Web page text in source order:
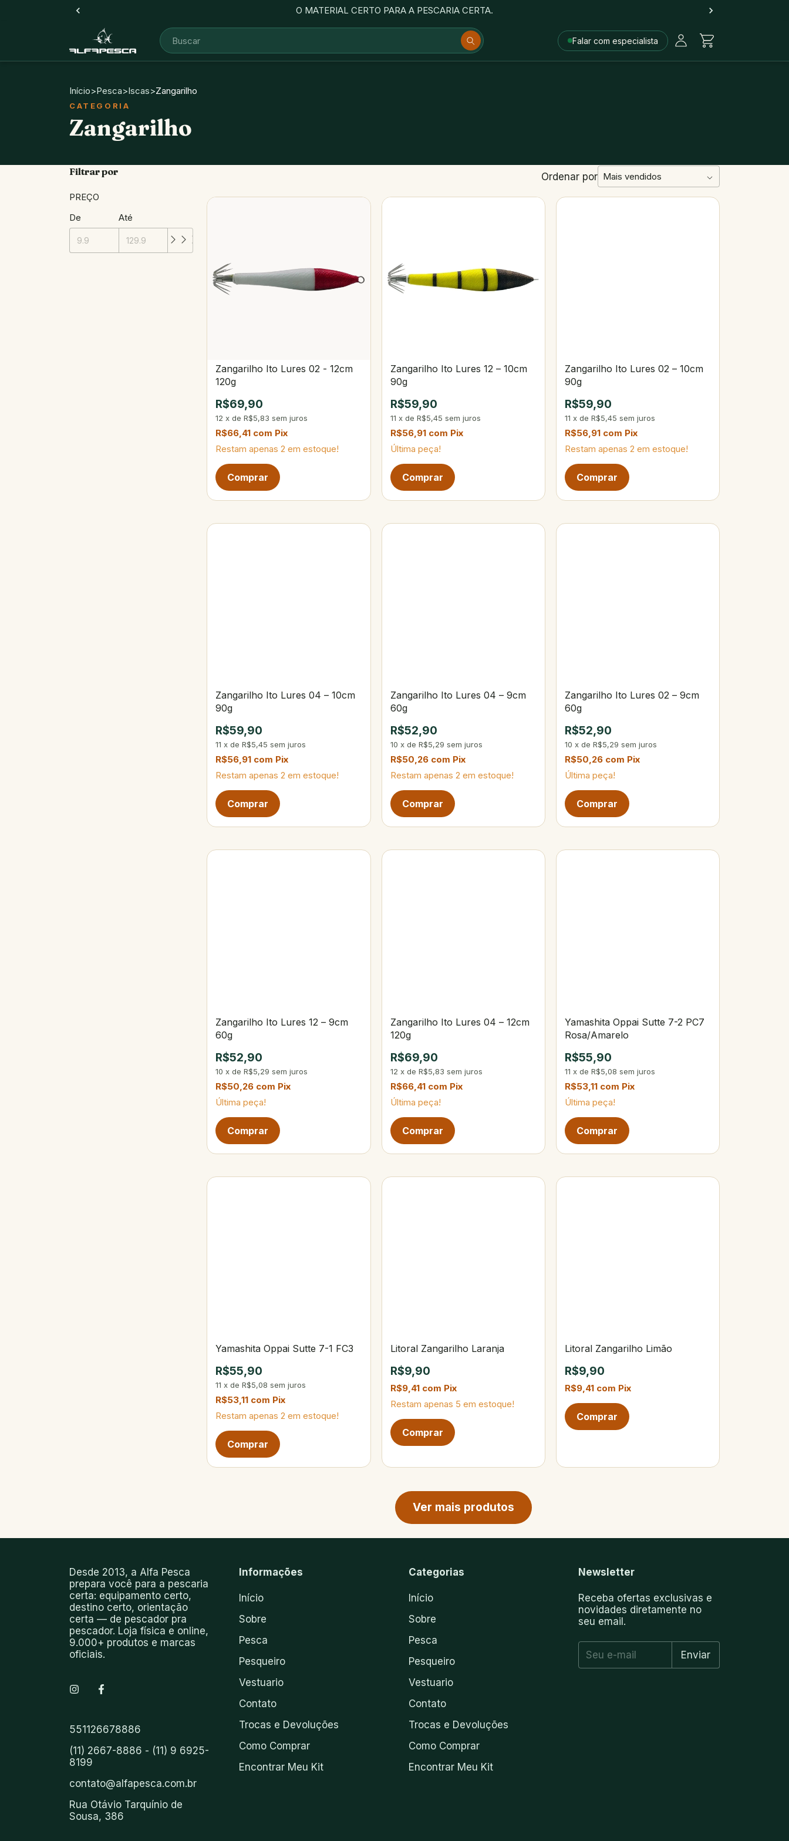
O MATERIAL CERTO PARA A PESCARIA CERTA.
Falar com especialista
Início>Pesca>Iscas>Zangarilho
Zangarilho
Filtrar por
PREÇO
De
Até
Ordenar por
Zangarilho Ito Lures 02 - 12cm
120g
R$69,90
12 xdeR$5,83 sem juros
R$66,41 com Pix
Restam apenas2 em estoque!
Zangarilho Ito Lures 12 – 10cm
90g
R$59,90
11 x de R$5,45 sem juros
R$56,91 com Pix
Última peça!
Zangarilho Ito Lures 02 – 10cm
90g
R$59,90
11 x de R$5,45 sem juros
R$56,91 com Pix
Restam apenas 2 em estoque!
Zangarilho Ito Lures 04 – 10cm
90g
R$59,90
11 xdeR$5,45 sem juros
R$56,91 com Pix
Restam apenas2 em estoque!
Zangarilho Ito Lures 04 – 9cm
60g
R$52,90
10 x de R$5,29 sem juros
R$50,26 com Pix
Restam apenas 2 em estoque!
Zangarilho Ito Lures 02 – 9cm
60g
R$52,90
10 x de R$5,29 sem juros
R$50,26 com Pix
Última peça!
Zangarilho Ito Lures 12 – 9cm
60g
R$52,90
10 xdeR$5,29 sem juros
R$50,26 com Pix
Última peça!
Zangarilho Ito Lures 04 – 12cm
120g
R$69,90
12 x de R$5,83 sem juros
R$66,41 com Pix
Última peça!
Yamashita Oppai Sutte 7-2 PC7
Rosa/Amarelo
R$55,90
11 x de R$5,08 sem juros
R$53,11 com Pix
Última peça!
Yamashita Oppai Sutte 7-1 FC3
R$55,90
11 xdeR$5,08 sem juros
R$53,11 com Pix
Restam apenas2 em estoque!
Litoral Zangarilho Laranja
R$9,90
R$9,41 com Pix
Restam apenas 5 em estoque!
Litoral Zangarilho Limão
R$9,90
R$9,41 com Pix
Ver mais produtos
Desde 2013, a Alfa Pesca
prepara você para a pescaria
certa: equipamento certo,
destino certo, orientação
certa — de pescador pra
pescador. Loja física e online,
9.000+ produtos e marcas
oficiais.
551126678886
(11) 2667-8886 - (11) 9 6925-
8199
contato@alfapesca.com.br
Rua Otávio Tarquínio de
Sousa, 386
Informações
Início
Sobre
Pesca
Pesqueiro
Vestuario
Contato
Trocas e Devoluções
Como Comprar
Encontrar Meu Kit
Categorias
Início
Sobre
Pesca
Pesqueiro
Vestuario
Contato
Trocas e Devoluções
Como Comprar
Encontrar Meu Kit
Newsletter
Receba ofertas exclusivas e
novidades diretamente no
seu email.